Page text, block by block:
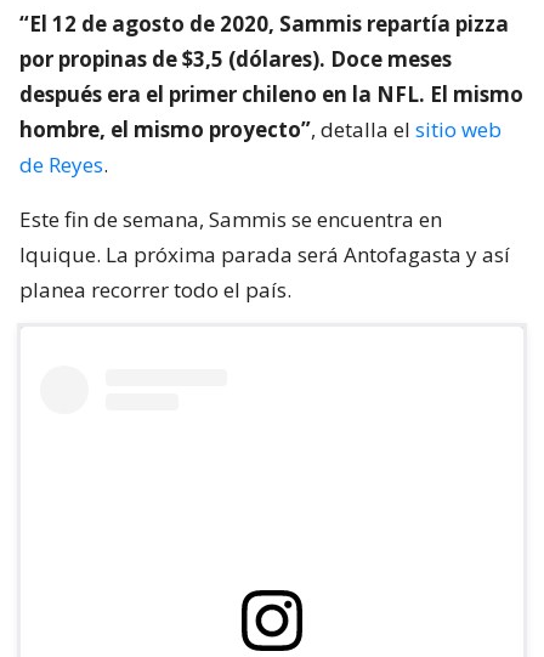
“El 12 de agosto de 2020, Sammis repartía pizza
por propinas de $3,5 (dólares). Doce meses
después era el primer chileno en la NFL. El mismo
hombre, el mismo proyecto”, detalla el sitio web
de Reyes.
Este fin de semana, Sammis se encuentra en
Iquique. La próxima parada será Antofagasta y así
planea recorrer todo el país.